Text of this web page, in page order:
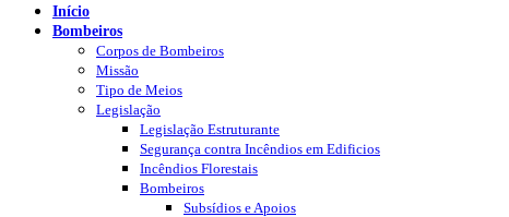
Início
Bombeiros
Corpos de Bombeiros
Missão
Tipo de Meios
Legislação
Legislação Estruturante
Segurança contra Incêndios em Edificios
Incêndios Florestais
Bombeiros
Subsídios e Apoios